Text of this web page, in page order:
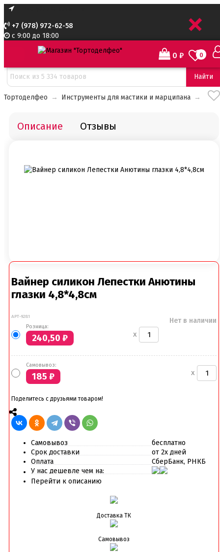
+7 (978) 972-62-58
с 9:00 до 18:00
0
0 ₽
Найти
Тортоделфео → Инструменты для мастики и марципана →
Описание Отзывы
Вайнер силикон Лепестки Анютины
глазки 4,8*4,8см
АРТ-9281 Нет в наличии
Розница:
240,50 ₽ x
Самовывоз:
185 ₽ x
Поделитесь с друзьями товаром!
Самовывоз
бесплатно
Срок доставки
от 2х дней
Оплата
СберБанк, РНКБ
У нас дешевле чем на:
Перейти к описанию
Доставка ТК
Самовывоз
+